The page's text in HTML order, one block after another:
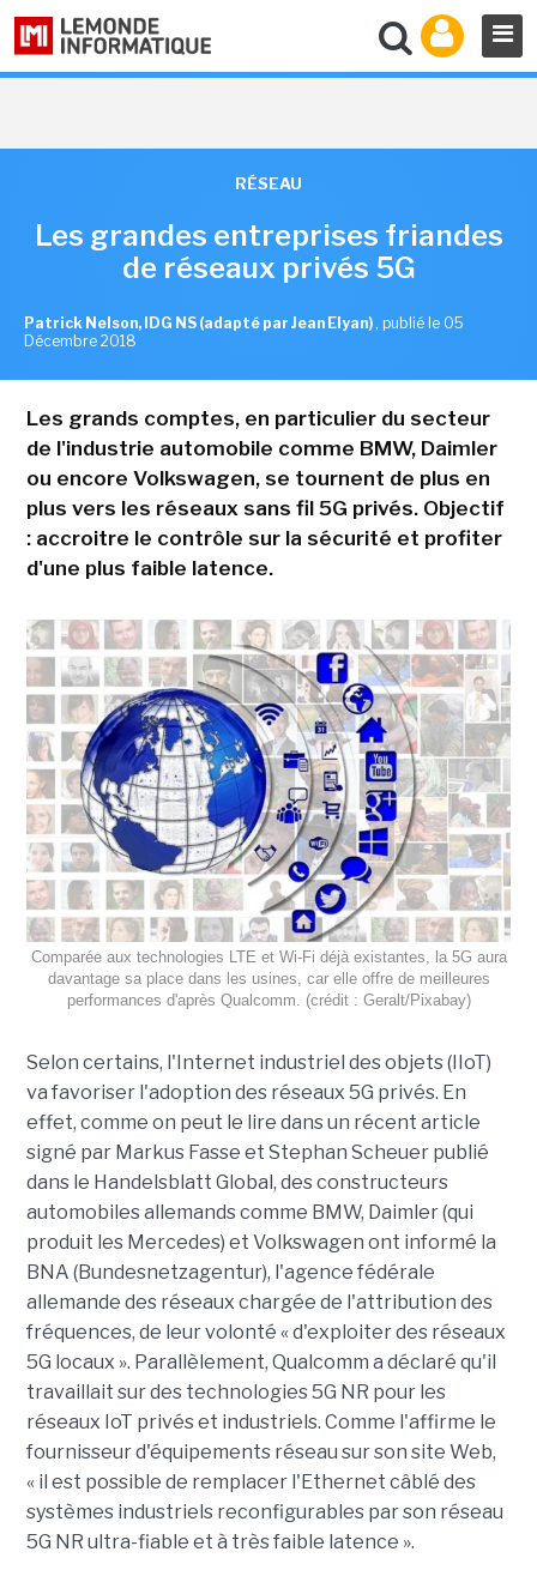
RÉSEAU
Les grandes entreprises friandes
de réseaux privés 5G
Patrick Nelson, IDG NS (adapté par Jean Elyan) , publié le 05
Décembre 2018
Les grands comptes, en particulier du secteur
de l'industrie automobile comme BMW, Daimler
ou encore Volkswagen, se tournent de plus en
plus vers les réseaux sans fil 5G privés. Objectif
: accroitre le contrôle sur la sécurité et profiter
d'une plus faible latence.
Comparée aux technologies LTE et Wi-Fi déjà existantes, la 5G aura
davantage sa place dans les usines, car elle offre de meilleures
performances d'après Qualcomm. (crédit : Geralt/Pixabay)
Selon certains, l'Internet industriel des objets (IIoT)
va favoriser l'adoption des réseaux 5G privés. En
effet, comme on peut le lire dans un récent article
signé par Markus Fasse et Stephan Scheuer publié
dans le Handelsblatt Global, des constructeurs
automobiles allemands comme BMW, Daimler (qui
produit les Mercedes) et Volkswagen ont informé la
BNA (Bundesnetzagentur), l'agence fédérale
allemande des réseaux chargée de l'attribution des
fréquences, de leur volonté « d'exploiter des réseaux
5G locaux ». Parallèlement, Qualcomm a déclaré qu'il
travaillait sur des technologies 5G NR pour les
réseaux IoT privés et industriels. Comme l'affirme le
fournisseur d'équipements réseau sur son site Web,
« il est possible de remplacer l'Ethernet câblé des
systèmes industriels reconfigurables par son réseau
5G NR ultra-fiable et à très faible latence ».